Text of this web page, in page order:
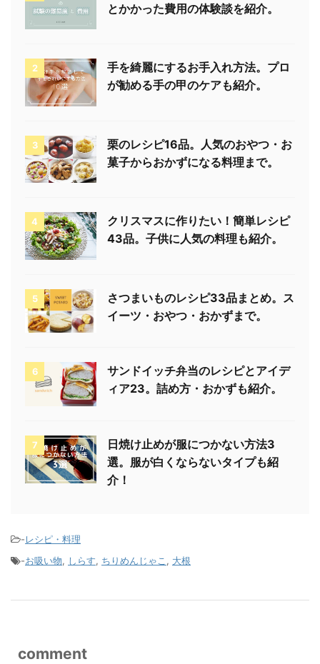
とかかった費用の体験談を紹介。
2
手を綺麗にするお手入れ方法。プロ
が勧める手の甲のケアも紹介。
3
栗のレシピ16品。人気のおやつ・お
菓子からおかずになる料理まで。
4
クリスマスに作りたい！簡単レシピ
43品。子供に人気の料理も紹介。
5
さつまいものレシピ33品まとめ。ス
イーツ・おやつ・おかずまで。
6
サンドイッチ弁当のレシピとアイデ
ィア23。詰め方・おかずも紹介。
7
日焼け止めが服につかない方法3
選。服が白くならないタイプも紹
介！
-レシピ・料理
-お吸い物, しらす, ちりめんじゃこ , 大根
comment